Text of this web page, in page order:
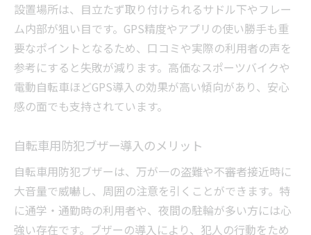
設置場所は、目立たず取り付けられるサドル下やフレー
ム内部が狙い目です。GPS精度やアプリの使い勝手も重
要なポイントとなるため、口コミや実際の利用者の声を
参考にすると失敗が減ります。高価なスポーツバイクや
電動自転車ほどGPS導入の効果が高い傾向があり、安心
感の面でも支持されています。
自転車用防犯ブザー導入のメリット
自転車用防犯ブザーは、万が一の盗難や不審者接近時に
大音量で威嚇し、周囲の注意を引くことができます。特
に通学・通勤時の利用者や、夜間の駐輪が多い方には心
強い存在です。ブザーの導入により、犯人の行動をため